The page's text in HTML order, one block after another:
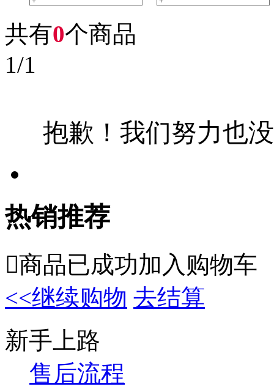
共有0个商品
1/1
抱歉！我们努力也
热销推荐
商品已成功加入购物车
<<继续购物 去结算
新手上路
售后流程